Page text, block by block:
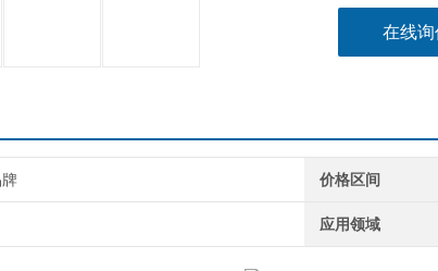
在线询
价格区间
应用领域